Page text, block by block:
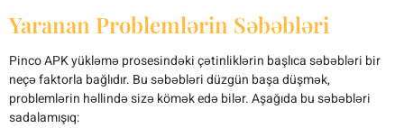
Yaranan Problemlərin Səbəbləri
Pinco APK yükləmə prosesindəki çətinliklərin başlıca səbəbləri bir
neçə faktorla bağlıdır. Bu səbəbləri düzgün başa düşmək,
problemlərin həllində sizə kömək edə bilər. Aşağıda bu səbəbləri
sadalamışıq: